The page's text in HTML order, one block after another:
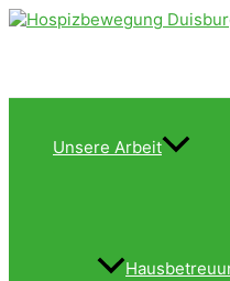
Zum
Unsere Arbeit